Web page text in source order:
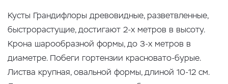
Кусты Грандифлоры древовидные, разветвленные,
быстрорастущие, достигают 2-х метров в высоту.
Крона шарообразной формы, до 3-х метров в
диаметре. Побеги гортензии красновато-бурые.
Листва крупная, овальной формы, длиной 10-12 см.